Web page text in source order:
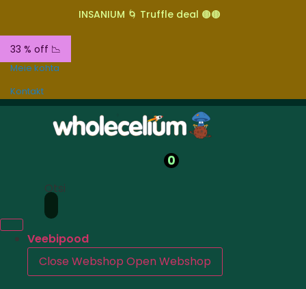
INSANIUM 🌀 Truffle deal 🟤🟤
33 % off 📉
Meie kohta
Kontakt
0
Otsi
Veebipood
Close Webshop Open Webshop